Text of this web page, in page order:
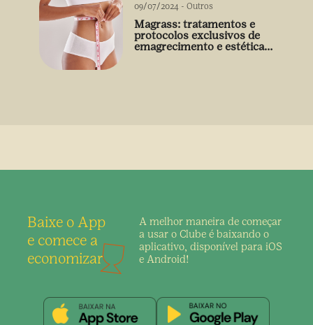
09/07/2024 - Outros
Magrass: tratamentos e
protocolos exclusivos de
emagrecimento e estética
Baixe o App
e comece a
economizar
A melhor maneira de começar
a usar o Clube é baixando o
aplicativo, disponível para iOS
e Android!